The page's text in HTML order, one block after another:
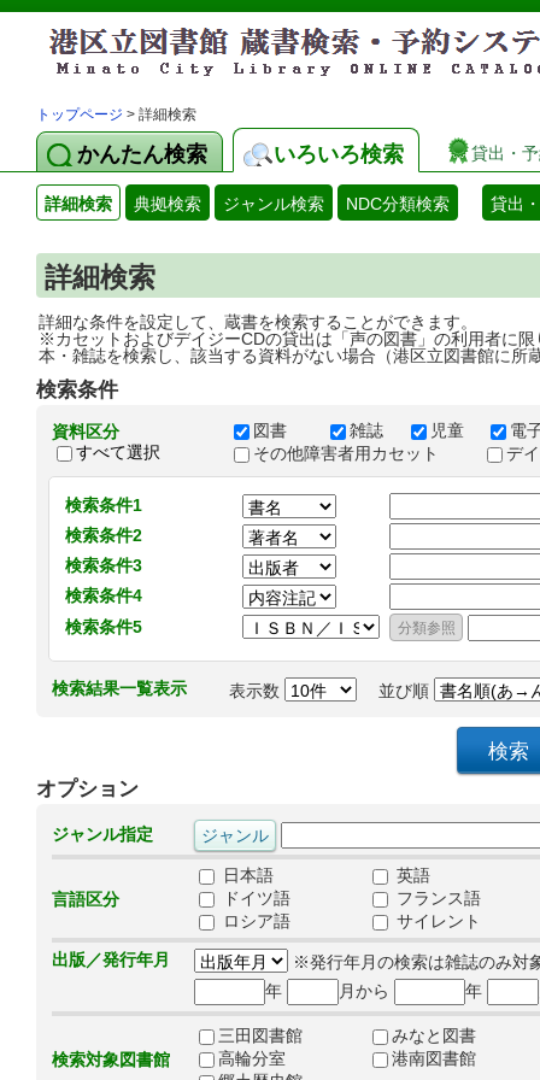
トップページ > 詳細検索
かんたん検索 いろいろ検索 貸出・
詳細検索 典拠検索 ジャンル検索 NDC分類検索 貸出
詳細検索
詳細な条件を設定して、蔵書を検索することができます。
※カセットおよびデイジーCDの貸出は「声の図書」の利用者に限
本・雑誌を検索し、該当する資料がない場合（港区立図書館に所
検索条件
資料区分
すべて選択
図書 雑誌 児童
電
その他障害者用カセット
デ
検索条件1
検索条件2
検索条件3
検索条件4
検索条件5
検索結果一覧表示 表示数 並び順
オプション
ジャンル指定
言語区分
日本語
英語
ドイツ語
フランス語
ロシア語
サイレント
出版／発行年月
※発行年月の検索は雑誌のみ対
年
月から 年
検索対象図書館
三田図書館
みなと図書
高輪分室
港南図書館